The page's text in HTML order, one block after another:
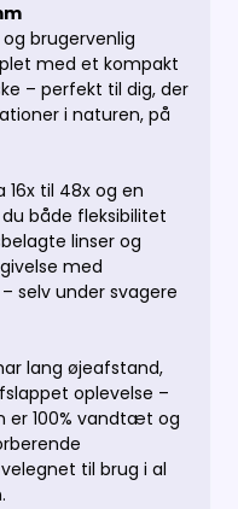
brugervenlig
med et kompakt
– perfekt til dig, der
i naturen, på
til 48x og en
både fleksibilitet
linser og
med
selv under svagere
lang øjeafstand,
oplevelse –
er 100% vandtæt og
til brug i al